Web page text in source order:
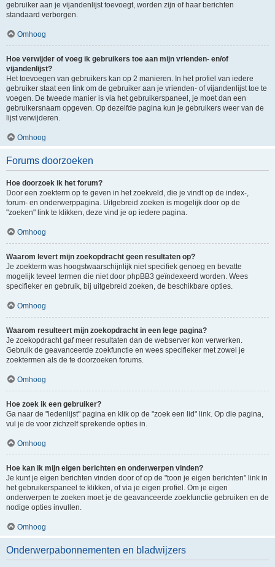
gebruiker aan je vijandenlijst toevoegt, worden zijn of haar berichten
standaard verborgen.
Omhoog
Hoe verwijder of voeg ik gebruikers toe aan mijn vrienden- en/of
vijandenlijst?
Het toevoegen van gebruikers kan op 2 manieren. In het profiel van iedere
gebruiker staat een link om de gebruiker aan je vrienden- of vijandenlijst toe te
voegen. De tweede manier is via het gebruikerspaneel, je moet dan een
gebruikersnaam opgeven. Op dezelfde pagina kun je gebruikers weer van de
lijst verwijderen.
Omhoog
Forums doorzoeken
Hoe doorzoek ik het forum?
Door een zoekterm op te geven in het zoekveld, die je vindt op de index-,
forum- en onderwerppagina. Uitgebreid zoeken is mogelijk door op de
"zoeken" link te klikken, deze vind je op iedere pagina.
Omhoog
Waarom levert mijn zoekopdracht geen resultaten op?
Je zoekterm was hoogstwaarschijnlijk niet specifiek genoeg en bevatte
mogelijk teveel termen die niet door phpBB3 geïndexeerd worden. Wees
specifieker en gebruik, bij uitgebreid zoeken, de beschikbare opties.
Omhoog
Waarom resulteert mijn zoekopdracht in een lege pagina?
Je zoekopdracht gaf meer resultaten dan de webserver kon verwerken.
Gebruik de geavanceerde zoekfunctie en wees specifieker met zowel je
zoektermen als de te doorzoeken forums.
Omhoog
Hoe zoek ik een gebruiker?
Ga naar de "ledenlijst" pagina en klik op de "zoek een lid" link. Op die pagina,
vul je de voor zichzelf sprekende opties in.
Omhoog
Hoe kan ik mijn eigen berichten en onderwerpen vinden?
Je kunt je eigen berichten vinden door of op de "toon je eigen berichten" link in
het gebruikerspaneel te klikken, of via je eigen profiel. Om je eigen
onderwerpen te zoeken moet je de geavanceerde zoekfunctie gebruiken en de
nodige opties invullen.
Omhoog
Onderwerpabonnementen en bladwijzers